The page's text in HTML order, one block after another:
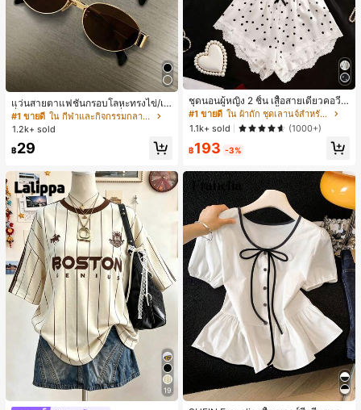
แว่นสายตาแฟชั่นกรอบโลหะทรงไข่/เห
ลี่ยมสำหรับผู้หญิง (กรอบครึ่ง), เหมาะ
สำหรับใส่ในชีวิตประจำวันและกิจกรรม
#1 ขายดี
ใน กีฬาและกิจกรรมกลางแจ้ง
1.2k+ sold
฿29
19
ชุดนอนผู้หญิง 2 ชิ้น เสื้อสายเดี่ยวคอวีลู
กไม้ พร้อมกางเกงขาสั้นแต่งลูกไม้ แต่ง
โบว์ที่เอว ชุดลำลองผู้หญิงนุ่มสบายน่ารั
ก สไตล์เอสเธติก
#1 ขายดี
ใน ผ้าถัก ชุดเลานจ์สำหรับผู้หญิง
1.1k+ sold
(1000+)
฿193 -3%